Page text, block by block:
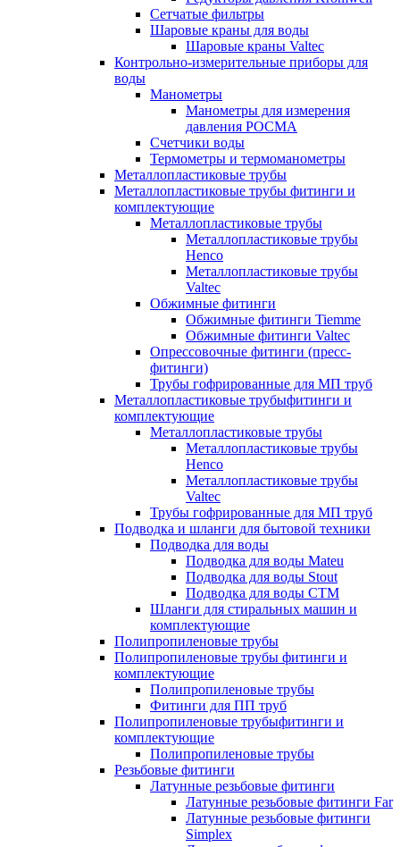
Сетчатые фильтры
Шаровые краны для воды
Шаровые краны Valtec
Контрольно-измерительные приборы для
воды
Манометры
Манометры для измерения
давления РОСМА
Счетчики воды
Термометры и термоманометры
Металлопластиковые трубы
Металлопластиковые трубы фитинги и
комплектующие
Металлопластиковые трубы
Металлопластиковые трубы
Henco
Металлопластиковые трубы
Valtec
Обжимные фитинги
Обжимные фитинги Tiemme
Обжимные фитинги Valtec
Опрессовочные фитинги (пресс-
фитинги)
Трубы гофрированные для МП труб
Металлопластиковые трубыфитинги и
комплектующие
Металлопластиковые трубы
Металлопластиковые трубы
Henco
Металлопластиковые трубы
Valtec
Трубы гофрированные для МП труб
Подводка и шланги для бытовой техники
Подводка для воды
Подводка для воды Mateu
Подводка для воды Stout
Подводка для воды СТМ
Шланги для стиральных машин и
комплектующие
Полипропиленовые трубы
Полипропиленовые трубы фитинги и
комплектующие
Полипропиленовые трубы
Фитинги для ПП труб
Полипропиленовые трубыфитинги и
комплектующие
Полипропиленовые трубы
Резьбовые фитинги
Латунные резьбовые фитинги
Латунные резьбовые фитинги Far
Латунные резьбовые фитинги
Simplex